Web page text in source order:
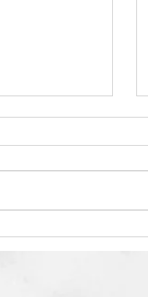
nyhet till slut